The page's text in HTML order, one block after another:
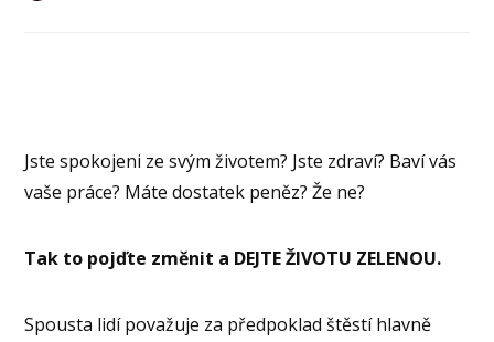
Jste spokojeni ze svým životem? Jste zdraví? Baví vás
vaše práce? Máte dostatek peněz? Že ne?
Tak to pojďte změnit a DEJTE ŽIVOTU ZELENOU.
Spousta lidí považuje za předpoklad štěstí hlavně